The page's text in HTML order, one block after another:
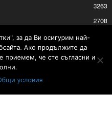
3263
2708
за да Ви осигурим най-
Ако продължите да
приемем, че сте съгласни и
условия